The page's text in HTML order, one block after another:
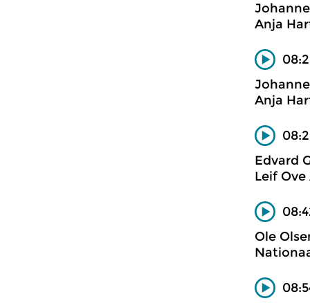
Anja
Anja
Edvard
Leif
Ole